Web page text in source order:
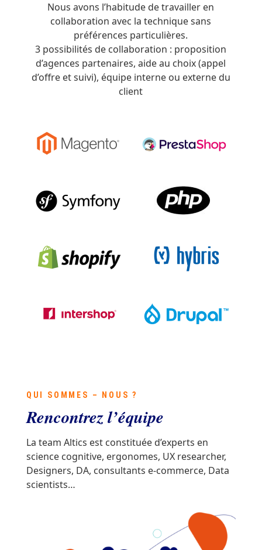
Nous avons l’habitude de travailler en
collaboration avec la technique sans
préférences particulières.
3 possibilités de collaboration : proposition
d’agences partenaires, aide au choix (appel
d’offre et suivi), équipe interne ou externe du
client
QUI SOMMES – NOUS ?
Rencontrez l’équipe
La team Altics est constituée d’experts en
science cognitive, ergonomes, UX researcher,
Designers, DA, consultants e-commerce, Data
scientists…